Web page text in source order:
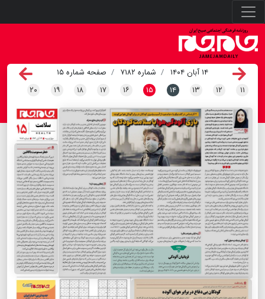
۱۴ آبان ۱۴۰۴ شماره ۷۱۸۲
صفحه شماره ۱۵
۱۱ ۱۲ ۱۳ ۱۴ ۱۵ ۱۶ ۱۷ ۱۸ ۱۹ ۲۰